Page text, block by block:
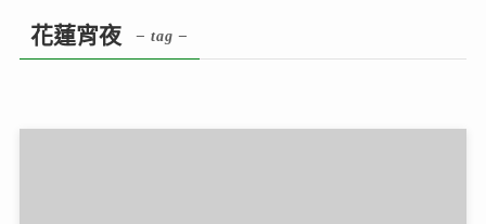
花蓮宵夜 – tag –